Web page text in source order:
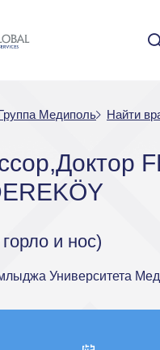
Медиполь Найти
и нос)
Университета